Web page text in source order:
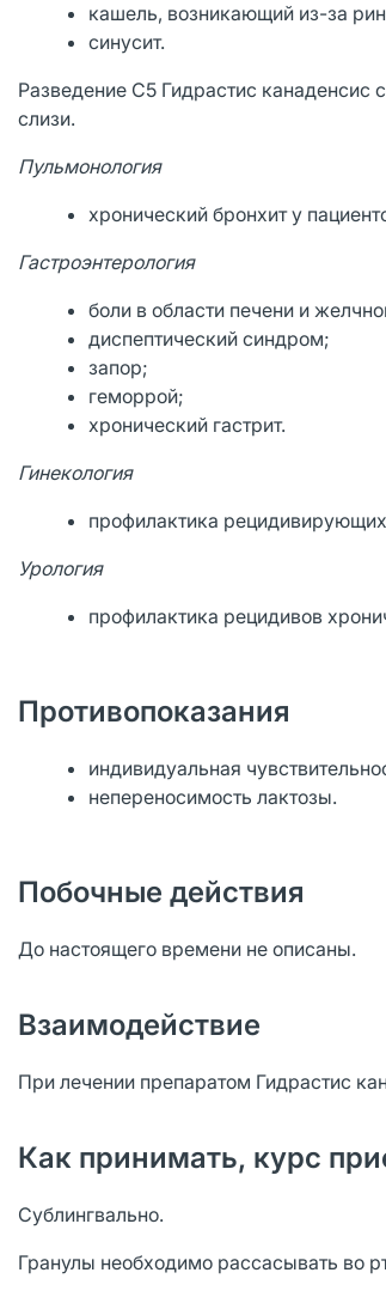
кашель, возникающий из-за
синусит.
Разведение С5 Гидрастис канаденсис
слизи.
Пульмонология
хронический бронхит у
Гастроэнтерология
боли в области печени и
диспептический синдром;
запор;
геморрой;
хронический гастрит.
Гинекология
профилактика
Урология
профилактика рецидивов
Противопоказания
индивидуальная
непереносимость лактозы.
Побочные действия
До настоящего времени не описаны.
Взаимодействие
При лечении препаратом Гидрастис
Как принимать, курс
Сублингвально.
Гранулы необходимо рассасывать во